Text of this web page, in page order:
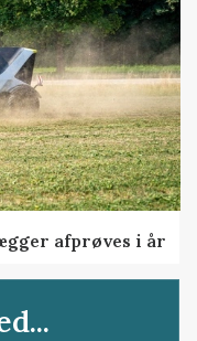
afprøves i år